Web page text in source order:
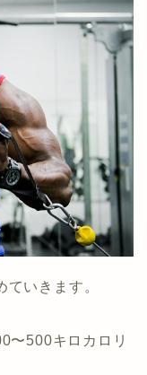
いきます。
〜500キロカロリ